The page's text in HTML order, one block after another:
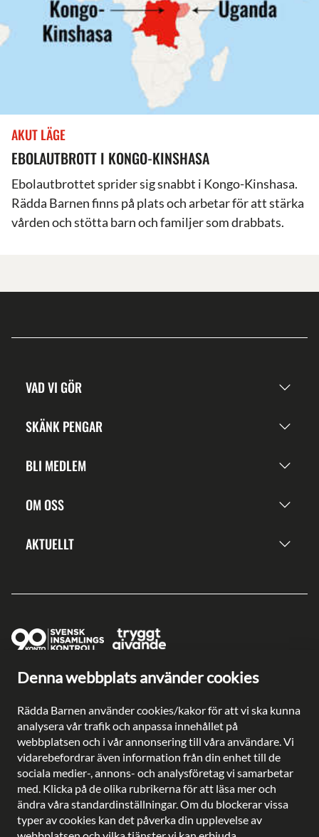
Denna webbplats använder cookies
Rädda Barnen använder cookies/kakor för att vi ska kunna
analysera vår trafik och anpassa innehållet på
webbplatsen och i vår annonsering till våra användare. Vi
vidarebefordrar även information från din enhet till de
sociala medier-, annons- och analysföretag vi samarbetar
med. Klicka på de olika rubrikerna för att läsa mer och
ändra våra standardinställningar. Om du blockerar vissa
typer av cookies kan det påverka din upplevelse av
AKUT LÄGE
EBOLAUTBROTT I KONGO-KINSHASA
Ebolautbrottet sprider sig snabbt i Kongo-Kinshasa.
Rädda Barnen finns på plats och arbetar för att stärka
vården och stötta barn och familjer som drabbats.
VAD VI GÖR
SKÄNK PENGAR
BLI MEDLEM
OM OSS
AKTUELLT
Ge en gåva direkt
Plusgiro: 90 2003-3
Bankgiro: 902-0033
Säkra betalningar med
Besöksadress: Gustavslundsvägen 141, Bromma